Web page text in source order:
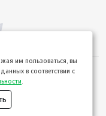
соглашением
ТВОЙПРОДУКТ
им пользоваться, вы
в соответствии с